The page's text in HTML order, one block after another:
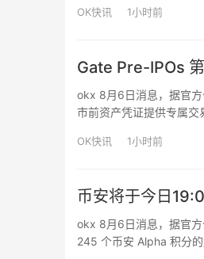
OK快讯 1小时前
Gate Pre-IPOs
okx 8月6日消息，据官
市前资产凭证提供专属
OK快讯 1小时前
币安将于今日
okx 8月6日消息，据官
245 个币安 Alpha 积分